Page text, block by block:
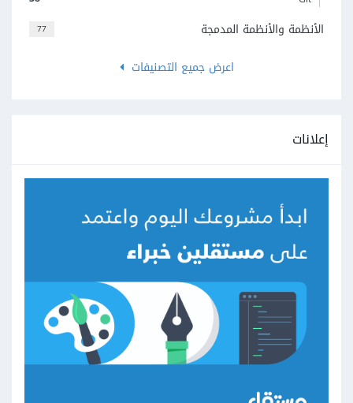
77
الأنظمة والأنظمة المدمجة
اعرض جميع التصنيفات
إعلانات